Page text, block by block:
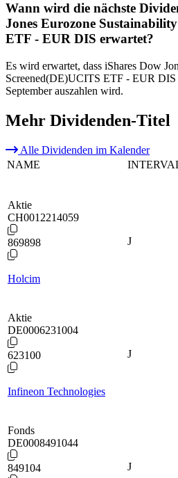
Wann wird die nächste
Jones Eurozone
ETF - EUR DIS erwartet?
Es wird erwartet, dass iShares Dow
Screened(DE)UCITS ETF - EUR DIS
September auszahlen wird.
Mehr Dividenden-Titel
Alle Dividenden im Kalender
NAME
Aktie
CH0012214059
869898
Holcim
J
Aktie
DE0006231004
623100
Infineon Technologies
J
Fonds
DE0008491044
849104 J